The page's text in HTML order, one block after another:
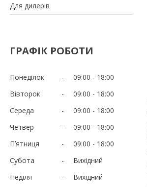
Для дилерів
ГРАФІК РОБОТИ
Понеділок 09:00
18:00
Вівторок
09:00
18:00
Середа
09:00
18:00
Четвер
09:00
18:00
Пʼятниця
09:00
18:00
Субота
Вихідний
Неділя
Вихідний